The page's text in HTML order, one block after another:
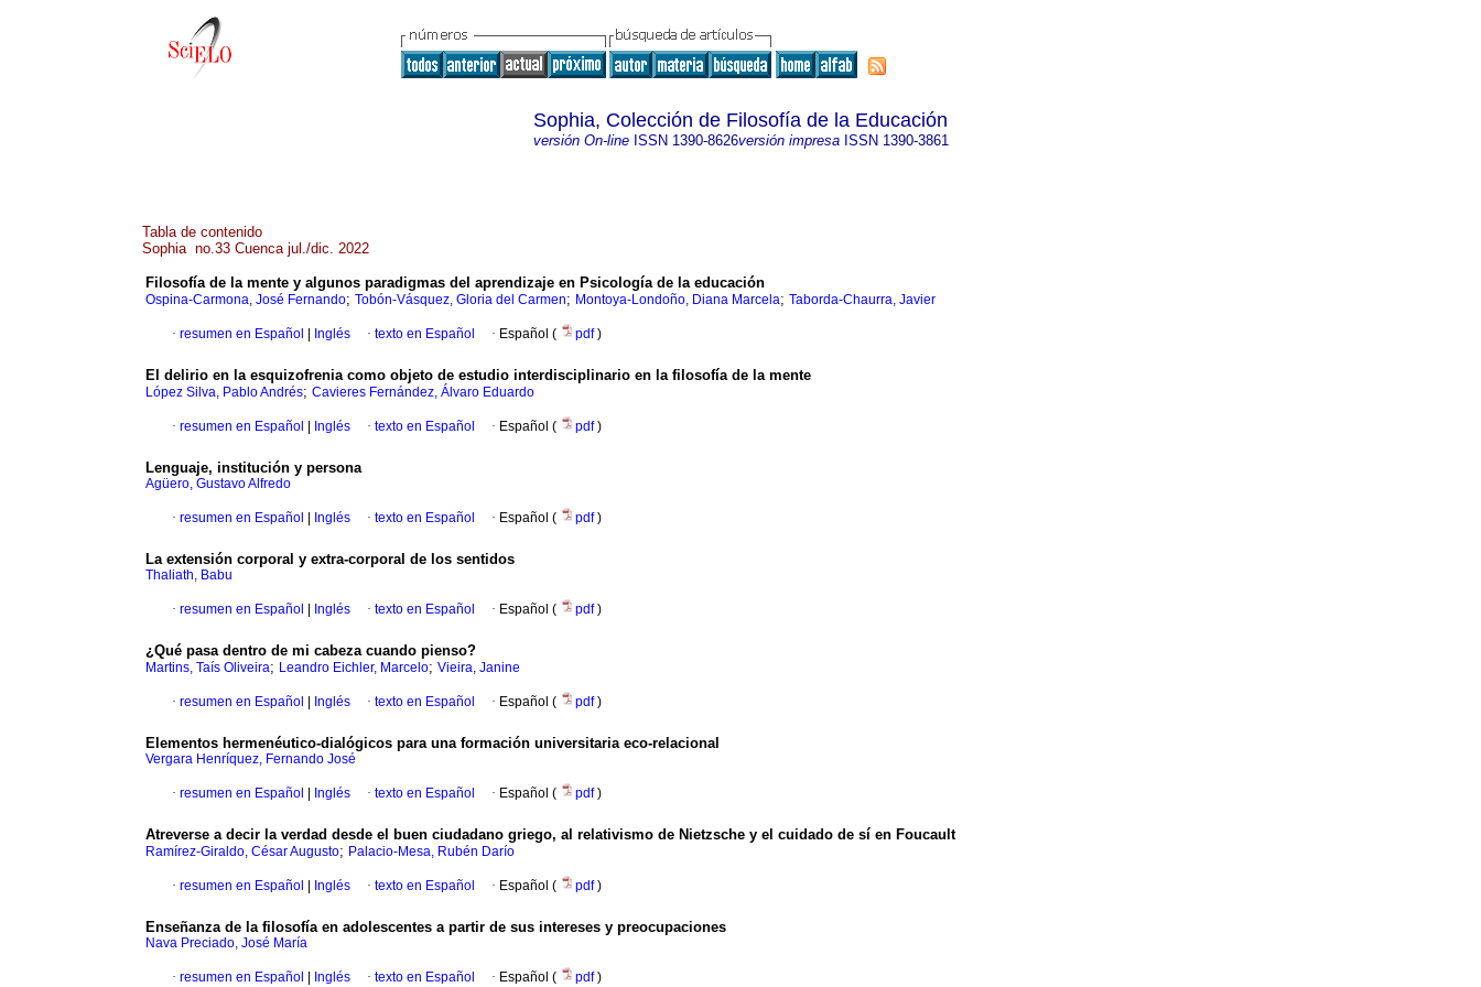
Sophia, Colección de Filosofía de la Educación
versión On-lineISSN 1390-8626versión impresaISSN 1390-3861
Tabla de contenido
Sophia no.33 Cuenca jul./dic. 2022
Filosofía de la mente y algunos paradigmas del aprendizaje en Psicología de la educación
Ospina-Carmona, José Fernando; Tobón-Vásquez, Gloria del Carmen; Montoya-Londoño, Diana Marcela; Taborda-Chaurra, Javier
· resumen en Español Inglés · texto en Español · Español ( pdf)
El delirio en la esquizofrenia como objeto de estudio interdisciplinario en la filosofía de la mente
López Silva, Pablo Andrés; Cavieres Fernández, Álvaro Eduardo
· resumen en Español Inglés · texto en Español · Español ( pdf)
Lenguaje, institución y persona
Agüero, Gustavo Alfredo
· resumen en Español Inglés · texto en Español · Español ( pdf)
La extensión corporal y extra-corporal de los sentidos
Thaliath, Babu
· resumen en Español Inglés · texto en Español · Español ( pdf)
¿Qué pasa dentro de mi cabeza cuando pienso?
Martins, Taís Oliveira; Leandro Eichler, Marcelo; Vieira, Janine
· resumen en Español Inglés · texto en Español · Español ( pdf)
Elementos hermenéutico-dialógicos para una formación universitaria eco-relacional
Vergara Henríquez, Fernando José
· resumen en Español Inglés · texto en Español · Español ( pdf)
Atreverse a decir la verdad desde el buen ciudadano griego, al relativismo de Nietzsche y el cuidado de sí en Foucault
Ramírez-Giraldo, César Augusto; Palacio-Mesa, Rubén Darío
· resumen en Español Inglés · texto en Español · Español ( pdf)
Enseñanza de la filosofía en adolescentes a partir de sus intereses y preocupaciones
Nava Preciado, José María
· resumen en Español Inglés · texto en Español · Español ( pdf)